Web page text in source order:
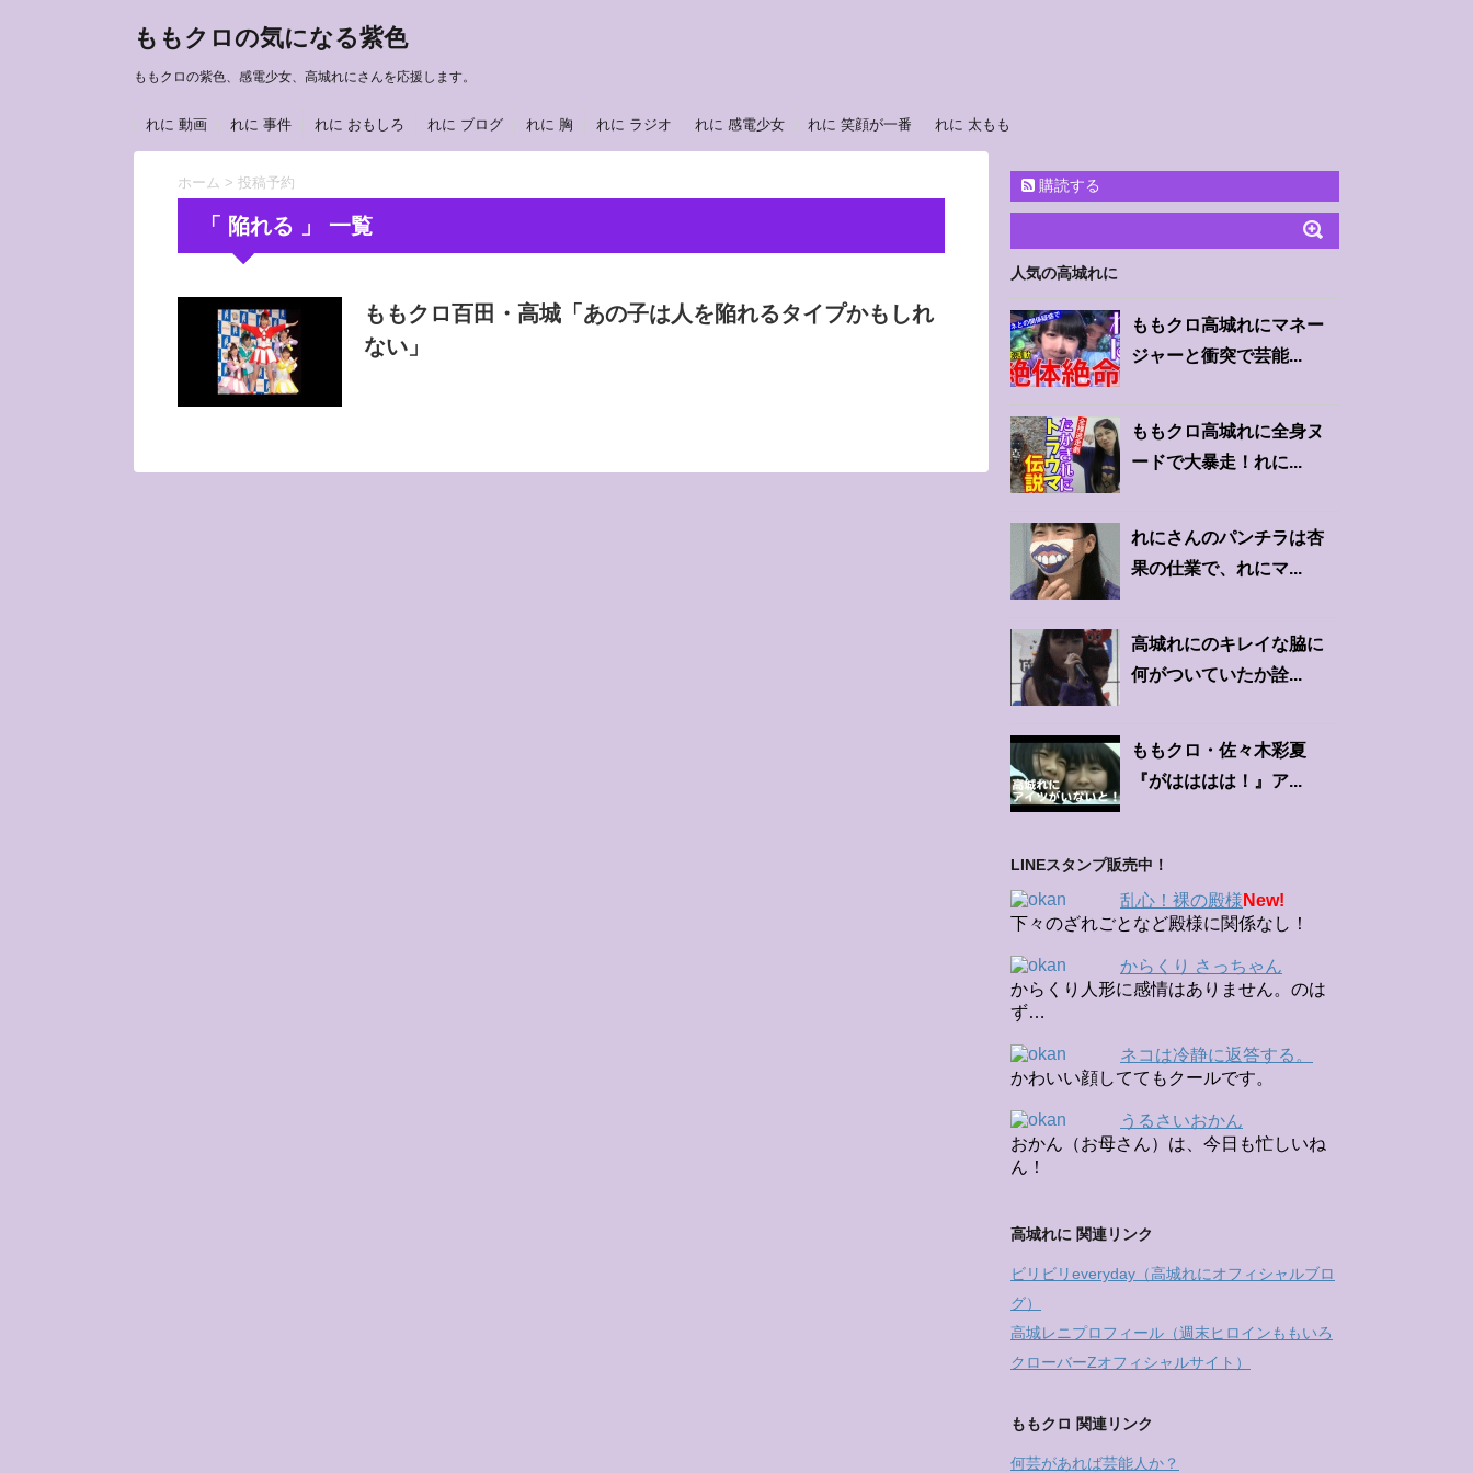
ももクロの気になる紫色
ももクロの紫色、感電少女、高城れにさんを応援します。
れに 動画 れに 事件 れに おもしろ れに ブログ れに 胸 れに ラジオ れに 感電少女 れに 笑顔が一番 れに 太もも
ホーム > 投稿予約
「 陥れる 」 一覧
ももクロ百田・高城「あの子は人を陥れるタイプかもしれ
ない」
購読する
人気の高城れに
ももクロ高城れにマネー
ジャーと衝突で芸能...
ももクロ高城れに全身ヌ
ードで大暴走！れに...
れにさんのパンチラは杏
果の仕業で、れにマ...
高城れにのキレイな脇に
何がついていたか詮...
ももクロ・佐々木彩夏
『がはははは！』ア...
LINEスタンプ販売中！
乱心！裸の殿様 New!
下々のざれごとなど殿様に関係なし！
からくり さっちゃん
からくり人形に感情はありません。のは
ず…
ネコは冷静に返答する。
かわいい顔しててもクールです。
うるさいおかん
おかん（お母さん）は、今日も忙しいね
ん！
高城れに 関連リンク
ビリビリeveryday（高城れにオフィシャルブロ
グ）
高城レニプロフィール（週末ヒロインももいろ
クローバーZオフィシャルサイト）
ももクロ 関連リンク
何芸があれば芸能人か？